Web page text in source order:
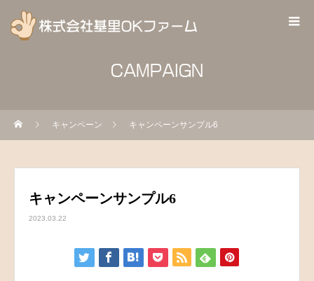
CAMPAIGN
キャンペーン キャンペーンサンプル6
キャンペーンサンプル6
2023.03.22